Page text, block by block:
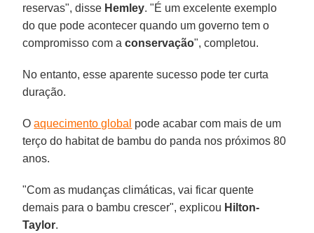
reservas", disse Hemley. "É um excelente exemplo
do que pode acontecer quando um governo tem o
compromisso com aconservação", completou.
No entanto, esse aparente sucesso pode ter curta
duração.
Oaquecimento global pode acabar com mais de um
terço do habitat de bambu do panda nos próximos 80
anos.
"Com as mudanças climáticas, vai ficar quente
demais para o bambu crescer", explicou Hilton-
Taylor.